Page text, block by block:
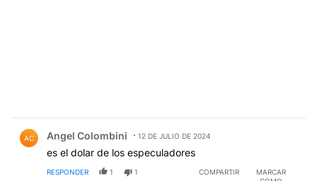
AC Angel Colombini 12 DE JULIO DE 2024
es el dolar de los especuladores
RESPONDER 1 1 COMPARTIR
MARCAR